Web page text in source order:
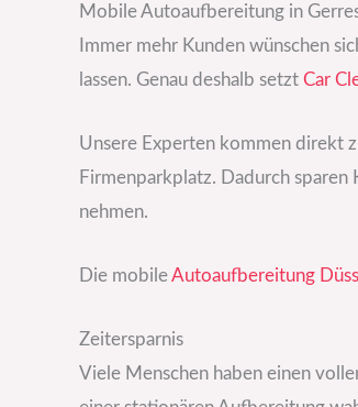
Mobile Autoaufbereitung in
Immer mehr Kunden wünschen
lassen. Genau deshalb setzt Car
Unsere Experten kommen direkt
Firmenparkplatz. Dadurch
nehmen.
Die mobileAutoaufbereitung
Zeitersparnis
Viele Menschen haben einen